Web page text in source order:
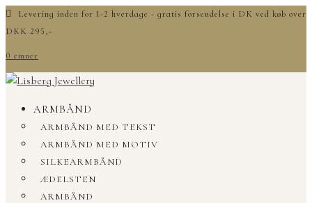
Levering inden for 1-2 hverdage - gratis forsendelse i DK ved køb over
DKK 295,-
0 emner
ARMBÅND
ARMBÅND MED TEKST
ARMBÅND MED MOTIV
SILKEARMBÅND
ÆDELSTEN
ARMBÅND